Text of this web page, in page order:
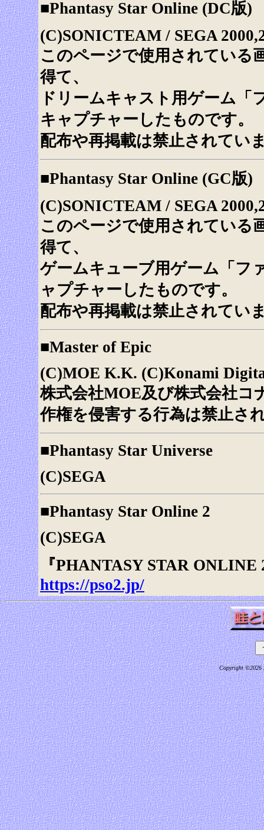
■Phantasy Star Online (DC版)
(C)SONICTEAM / SEGA
このページで使用されている
得て、
ドリームキャスト用ゲーム
キャプチャーしたものです。
配布や再掲載は禁止されてい
■Phantasy Star Online (GC版)
(C)SONICTEAM / SEGA
このページで使用されている
得て、
ゲームキューブ用ゲーム「フ
ャプチャーしたものです。
配布や再掲載は禁止されてい
■Master of Epic
(C)MOE K.K. (C)Konami
株式会社MOE及び株式会社
作権を侵害する行為は禁止さ
■Phantasy Star Universe
(C)SEGA
■Phantasy Star Online 2
(C)SEGA
『PHANTASY STAR
https://pso2.jp/
Copyright ©2026